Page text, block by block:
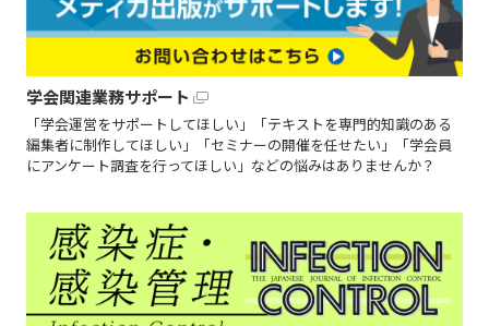
学会関連業務サポート
「学会運営をサポートしてほしい」「テキストを専門的知識のある
編集者に制作してほしい」「セミナーの開催を任せたい」「学会員
にアンケート調査を行ってほしい」などの悩みはありませんか？